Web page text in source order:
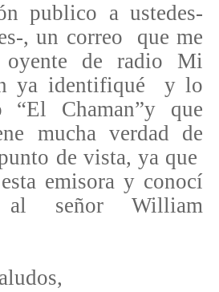
publico a ustedes-
, un correo que me
de radio Mi
ya identifiqué y lo
Chaman”y que
mucha verdad de
de vista, ya que
emisora y conocí
señor William